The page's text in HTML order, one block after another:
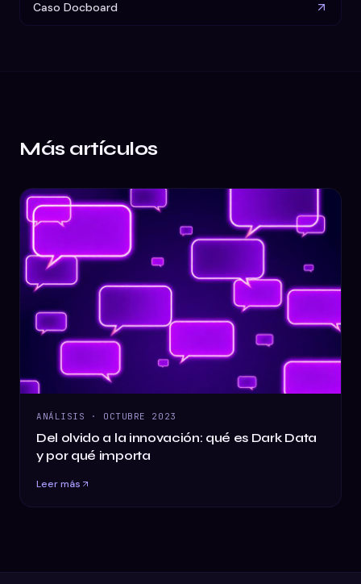
Caso Docboard
Más artículos
ANÁLISIS · OCTUBRE 2023
Del olvido a la innovación: qué es Dark Data
y por qué importa
Leer más